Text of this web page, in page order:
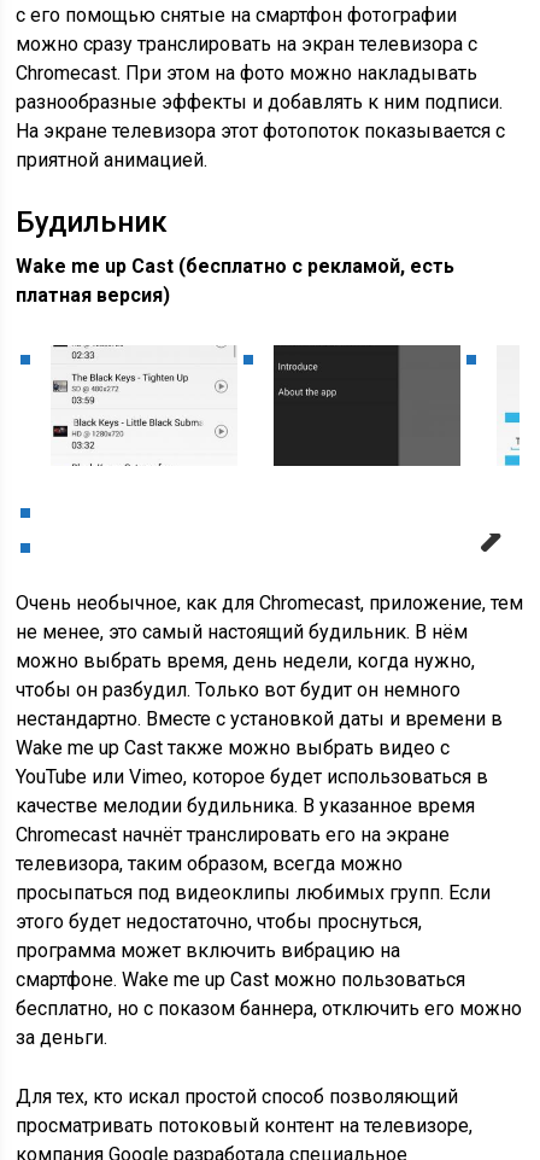
с его помощью снятые на смартфон фотографии
можно сразу транслировать на экран телевизора с
Chromecast. При этом на фото можно накладывать
разнообразные эффекты и добавлять к ним подписи.
На экране телевизора этот фотопоток показывается с
приятной анимацией.
Будильник
Wake me up Cast (бесплатно с рекламой, есть
платная версия)
Очень необычное, как для Chromecast, приложение, тем
не менее, это самый настоящий будильник. В нём
можно выбрать время, день недели, когда нужно,
чтобы он разбудил. Только вот будит он немного
нестандартно. Вместе с установкой даты и времени в
Wake me up Cast также можно выбрать видео с
YouTube или Vimeo, которое будет использоваться в
качестве мелодии будильника. В указанное время
Chromecast начнёт транслировать его на экране
телевизора, таким образом, всегда можно
просыпаться под видеоклипы любимых групп. Если
этого будет недостаточно, чтобы проснуться,
программа может включить вибрацию на
смартфоне. Wake me up Cast можно пользоваться
бесплатно, но с показом баннера, отключить его можно
за деньги.
Для тех, кто искал простой способ позволяющий
просматривать потоковый контент на телевизоре,
компания Google разработала специальное